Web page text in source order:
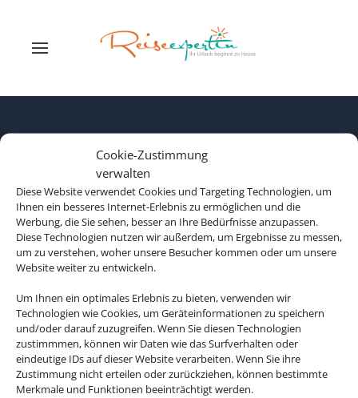
Cookie-Zustimmung
verwalten
Diese Website verwendet Cookies und Targeting Technologien, um
Ihnen ein besseres Internet-Erlebnis zu ermöglichen und die
Werbung, die Sie sehen, besser an Ihre Bedürfnisse anzupassen.
Diese Technologien nutzen wir außerdem, um Ergebnisse zu messen,
um zu verstehen, woher unsere Besucher kommen oder um unsere
Website weiter zu entwickeln.
Um Ihnen ein optimales Erlebnis zu bieten, verwenden wir
Technologien wie Cookies, um Geräteinformationen zu speichern
und/oder darauf zuzugreifen. Wenn Sie diesen Technologien
zustimmmen, können wir Daten wie das Surfverhalten oder
eindeutige IDs auf dieser Website verarbeiten. Wenn Sie ihre
Zustimmung nicht erteilen oder zurückziehen, können bestimmte
Merkmale und Funktionen beeinträchtigt werden.
Rechtliche Informationen
Impressum Datenschutzerklärung